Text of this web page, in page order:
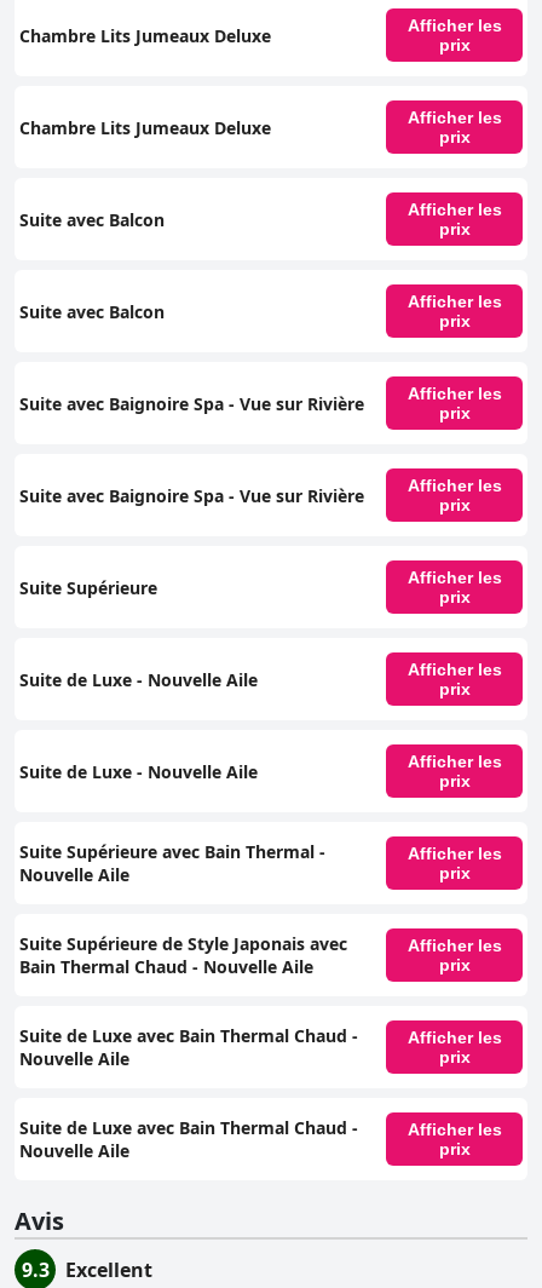
Chambre Lits Jumeaux Deluxe
Afficher les
prix
Chambre Lits Jumeaux Deluxe
Afficher les
prix
Suite avec Balcon
Afficher les
prix
Suite avec Balcon
Afficher les
prix
Suite avec Baignoire Spa - Vue sur Rivière
Afficher les
prix
Suite avec Baignoire Spa - Vue sur Rivière
Afficher les
prix
Suite Supérieure
Afficher les
prix
Suite de Luxe - Nouvelle Aile
Afficher les
prix
Suite de Luxe - Nouvelle Aile
Afficher les
prix
Suite Supérieure avec Bain Thermal -
Nouvelle Aile
Afficher les
prix
Suite Supérieure de Style Japonais avec
Bain Thermal Chaud - Nouvelle Aile
Afficher les
prix
Suite de Luxe avec Bain Thermal Chaud -
Nouvelle Aile
Afficher les
prix
Suite de Luxe avec Bain Thermal Chaud -
Nouvelle Aile
Afficher les
prix
Avis
9.3 Excellent